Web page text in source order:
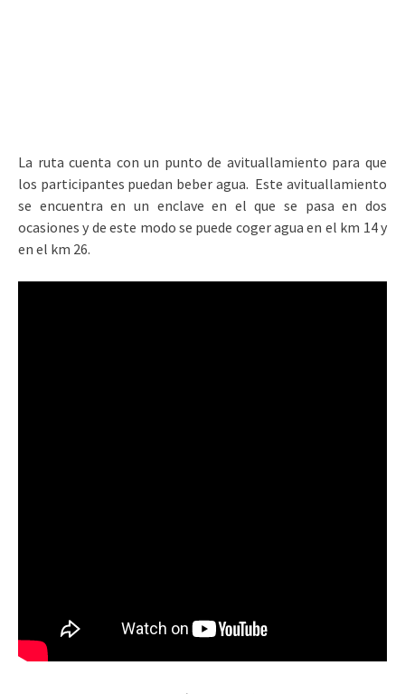
La ruta cuenta con un punto de avituallamiento para que
los participantes puedan beber agua. Este avituallamiento
se encuentra en un enclave en el que se pasa en dos
ocasiones y de este modo se puede coger agua en el km 14 y
en el km 26.